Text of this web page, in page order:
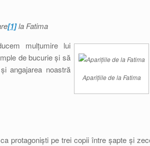
[1]la Fatima
Aparițiile de la Fatima
mulțumire lui
de bucurie și să
angajarea noastră
protagoniști pe trei copii între șapte și